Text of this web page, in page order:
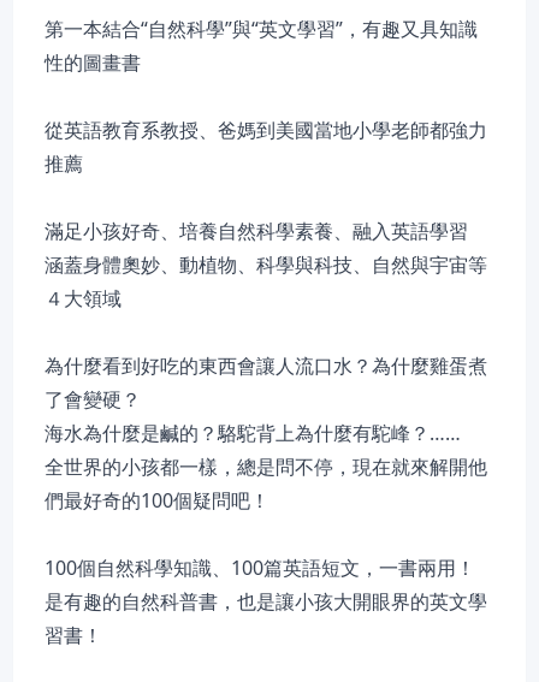
第一本結合“自然科學”與“英文學習”，有趣又具知識
性的圖畫書
從英語教育系教授、爸媽到美國當地小學老師都強力
推薦
滿足小孩好奇、培養自然科學素養、融入英語學習
涵蓋身體奧妙、動植物、科學與科技、自然與宇宙等
４大領域
為什麼看到好吃的東西會讓人流口水？為什麼雞蛋煮
了會變硬？
海水為什麼是鹹的？駱駝背上為什麼有駝峰？……
全世界的小孩都一樣，總是問不停，現在就來解開他
們最好奇的100個疑問吧！
100個自然科學知識、100篇英語短文，一書兩用！
是有趣的自然科普書，也是讓小孩大開眼界的英文學
習書！